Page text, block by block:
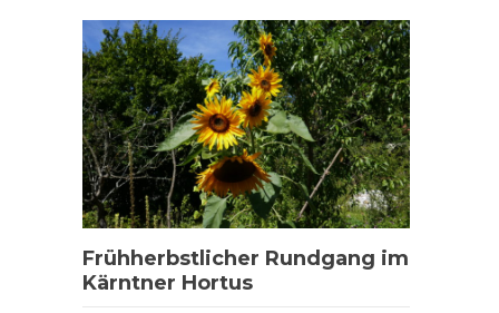
Frühherbstlicher Rundgang im
Kärntner Hortus